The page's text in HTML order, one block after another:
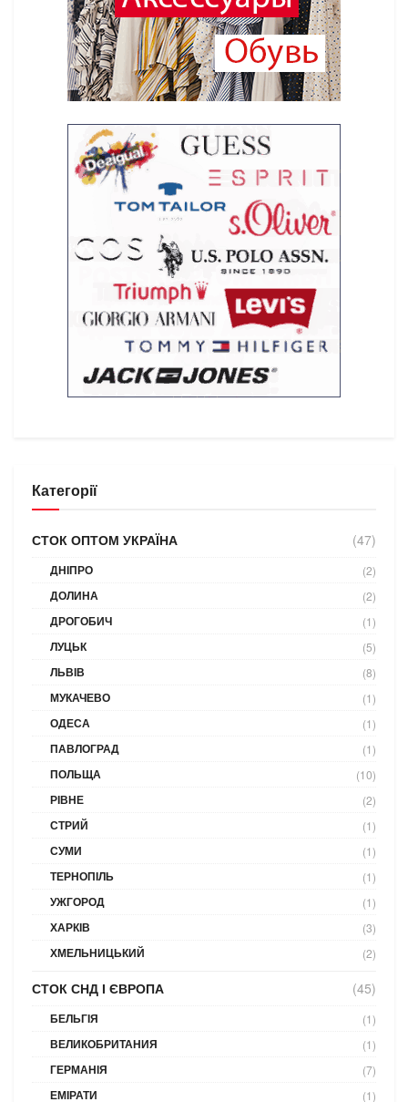
Категорії
СТОК ОПТОМ УКРАЇНА (47)
ДНІПРО (2)
ДОЛИНА (2)
ДРОГОБИЧ (1)
ЛУЦЬК (5)
ЛЬВІВ (8)
МУКАЧЕВО (1)
ОДЕСА (1)
ПАВЛОГРАД (1)
ПОЛЬЩА (10)
РІВНЕ (2)
СТРИЙ (1)
СУМИ (1)
ТЕРНОПІЛЬ (1)
УЖГОРОД (1)
ХАРКІВ (3)
ХМЕЛЬНИЦЬКИЙ (2)
СТОК СНД І ЄВРОПА (45)
БЕЛЬГІЯ (1)
ВЕЛИКОБРИТАНИЯ (1)
ГЕРМАНІЯ (7)
ЕМІРАТИ (1)